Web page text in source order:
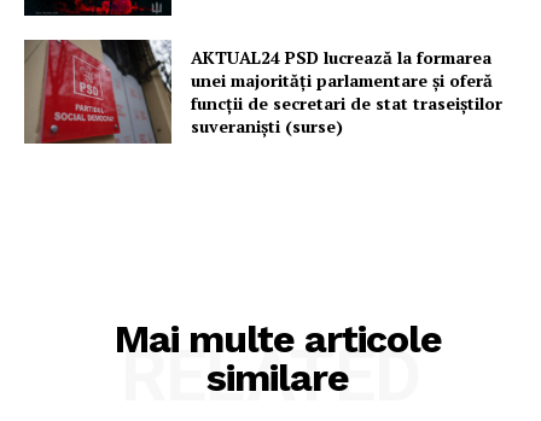
AKTUAL24 PSD lucrează la formarea
unei majorităţi parlamentare și oferă
funcții de secretari de stat traseiștilor
suveraniști (surse)
Mai multe articole
similare
RELATED